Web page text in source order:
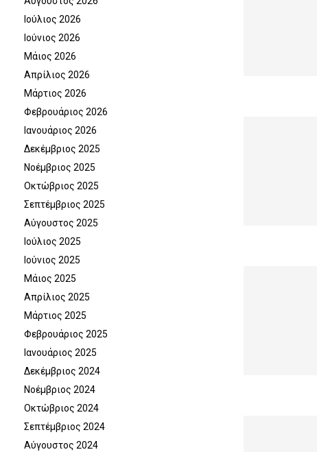
Ιούλιος 2026
Ιούνιος 2026
Μάιος 2026
Απρίλιος 2026
Μάρτιος 2026
Φεβρουάριος 2026
Ιανουάριος 2026
Δεκέμβριος 2025
Νοέμβριος 2025
Οκτώβριος 2025
Σεπτέμβριος 2025
Αύγουστος 2025
Ιούλιος 2025
Ιούνιος 2025
Μάιος 2025
Απρίλιος 2025
Μάρτιος 2025
Φεβρουάριος 2025
Ιανουάριος 2025
Δεκέμβριος 2024
Νοέμβριος 2024
Οκτώβριος 2024
Σεπτέμβριος 2024
Αύγουστος 2024